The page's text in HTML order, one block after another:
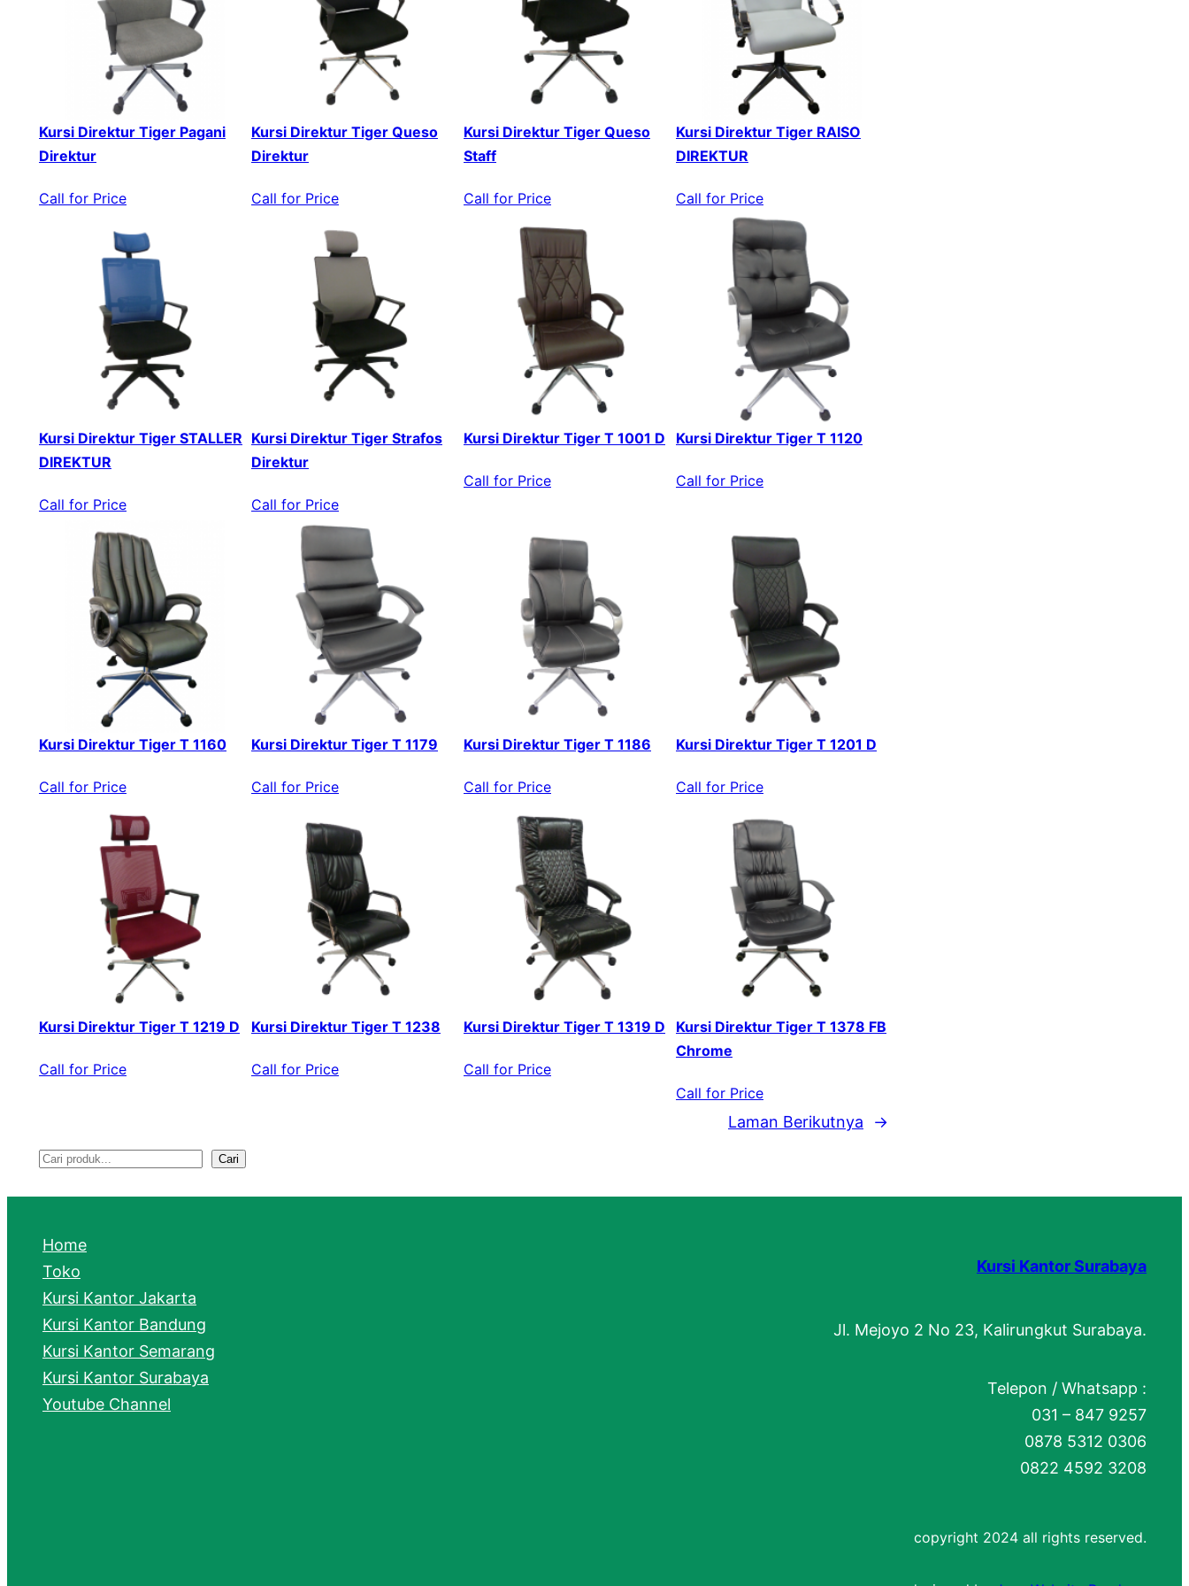
Kursi Direktur Tiger Pagani
Direktur
Call for Price
Kursi Direktur Tiger Queso
Direktur
Call for Price
Kursi Direktur Tiger Queso
Staff
Call for Price
Kursi Direktur Tiger RAISO
DIREKTUR
Call for Price
Kursi Direktur Tiger STALLER
DIREKTUR
Call for Price
Kursi Direktur Tiger Strafos
Direktur
Call for Price
Kursi Direktur Tiger T 1001 D
Call for Price
Kursi Direktur Tiger T 1120
Call for Price
Kursi Direktur Tiger T 1160
Call for Price
Kursi Direktur Tiger T 1179
Call for Price
Kursi Direktur Tiger T 1186
Call for Price
Kursi Direktur Tiger T 1201 D
Call for Price
Kursi Direktur Tiger T 1219 D
Call for Price
Kursi Direktur Tiger T 1238
Call for Price
Kursi Direktur Tiger T 1319 D
Call for Price
Kursi Direktur Tiger T 1378 FB
Chrome
Call for Price
Laman Berikutnya →
S
e
a
r
c
h
Cari
Home
Toko
Kursi Kantor Jakarta
Kursi Kantor Bandung
Kursi Kantor Semarang
Kursi Kantor Surabaya
Youtube Channel
Kursi Kantor Surabaya
Jl. Mejoyo 2 No 23, Kalirungkut Surabaya.
Telepon / Whatsapp :
031 – 847 9257
0878 5312 0306
0822 4592 3208
copyright 2024 all rights reserved.